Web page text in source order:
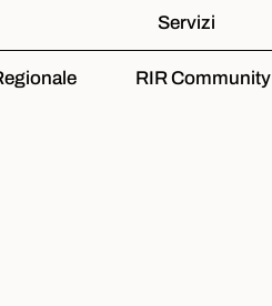
Servizi
RIR Community